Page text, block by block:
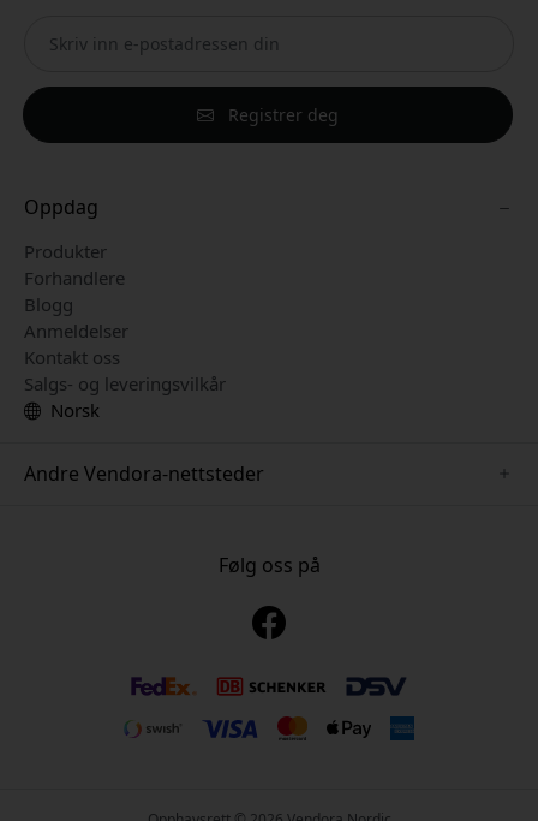
Registrer deg
Oppdag
Produkter
Forhandlere
Blogg
Anmeldelser
Kontakt oss
Salgs- og leveringsvilkår
Norsk
Andre Vendora-nettsteder
www.pipetto.se
Følg oss på